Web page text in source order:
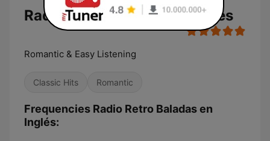
Radio Retro Baladas en Inglés
Romantic & Easy Listening
Classic Hits Romantic
Frequencies Radio Retro Baladas en
Inglés: